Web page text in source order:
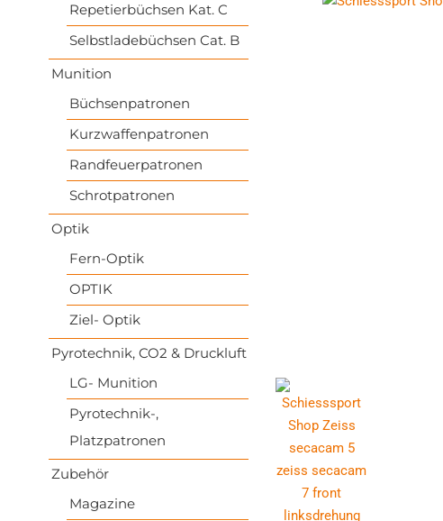
Repetierbüchsen Kat. C
Selbstladebüchsen Cat. B
Munition
Büchsenpatronen
Kurzwaffenpatronen
Randfeuerpatronen
Schrotpatronen
Optik
Fern-Optik
OPTIK
Ziel- Optik
Pyrotechnik, CO2 & Druckluft
LG- Munition
Pyrotechnik-,
Platzpatronen
Zubehör
Magazine